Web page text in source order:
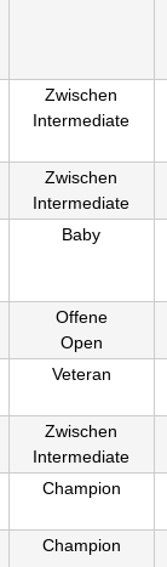
Zwischen
Intermediate
Zwischen
Intermediate
Baby
Offene
Open
Veteran
Zwischen
Intermediate
Champion
Champion